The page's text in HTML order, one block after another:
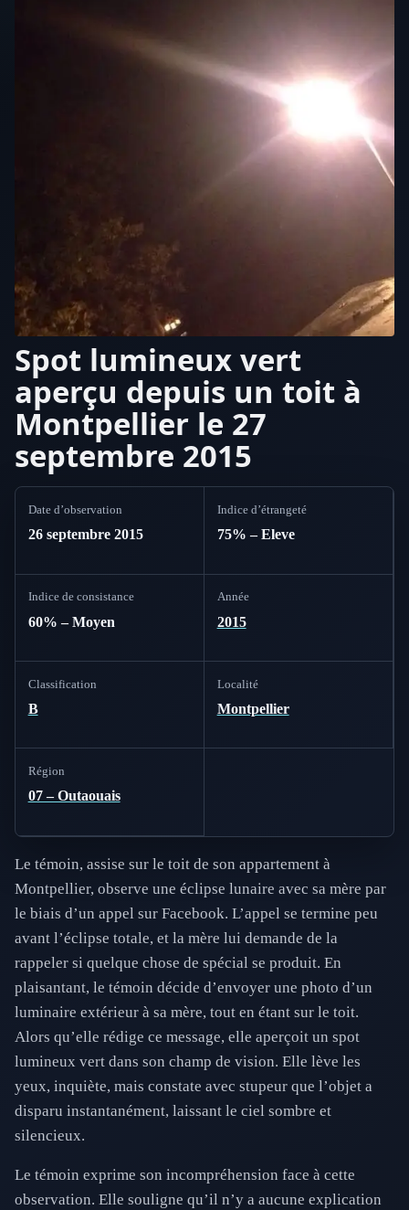
Spot lumineux vert
aperçu depuis un toit à
Montpellier le 27
septembre 2015
Date d’observation
26 septembre 2015
Indice d’étrangeté
75% – Eleve
Indice de consistance
60% – Moyen
Année
2015
Classification
B
Localité
Montpellier
Région
07 – Outaouais
Le témoin, assise sur le toit de son appartement à
Montpellier, observe une éclipse lunaire avec sa mère par
le biais d’un appel sur Facebook. L’appel se termine peu
avant l’éclipse totale, et la mère lui demande de la
rappeler si quelque chose de spécial se produit. En
plaisantant, le témoin décide d’envoyer une photo d’un
luminaire extérieur à sa mère, tout en étant sur le toit.
Alors qu’elle rédige ce message, elle aperçoit un spot
lumineux vert dans son champ de vision. Elle lève les
yeux, inquiète, mais constate avec stupeur que l’objet a
disparu instantanément, laissant le ciel sombre et
silencieux.
Le témoin exprime son incompréhension face à cette
observation. Elle souligne qu’il n’y a aucune explication